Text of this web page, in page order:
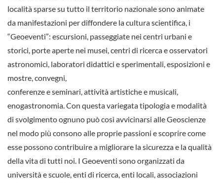
località sparse su tutto il territorio nazionale sono animate
da manifestazioni per diffondere la cultura scientifica, i
“Geoeventi”: escursioni, passeggiate nei centri urbani e
storici, porte aperte nei musei, centri di ricerca e osservatori
astronomici, laboratori didattici e sperimentali, esposizioni e
mostre, convegni,
conferenze e seminari, attività artistiche e musicali,
enogastronomia. Con questa variegata tipologia e modalità
di svolgimento ognuno può così avvicinarsi alle Geoscienze
nel modo più consono alle proprie passioni e scoprire come
esse possono contribuire a migliorare la sicurezza e la qualità
della vita di tutti noi. I Geoeventi sono organizzati da
università e scuole, enti di ricerca, enti locali, associazioni